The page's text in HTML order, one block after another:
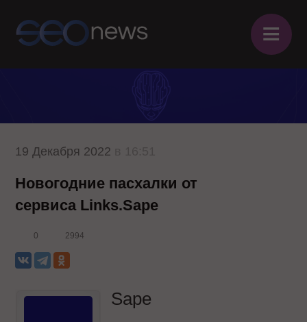
≡
19 Декабря 2022
Новогодние пасхалки от
сервиса Links.Sape
0 2994
Sape